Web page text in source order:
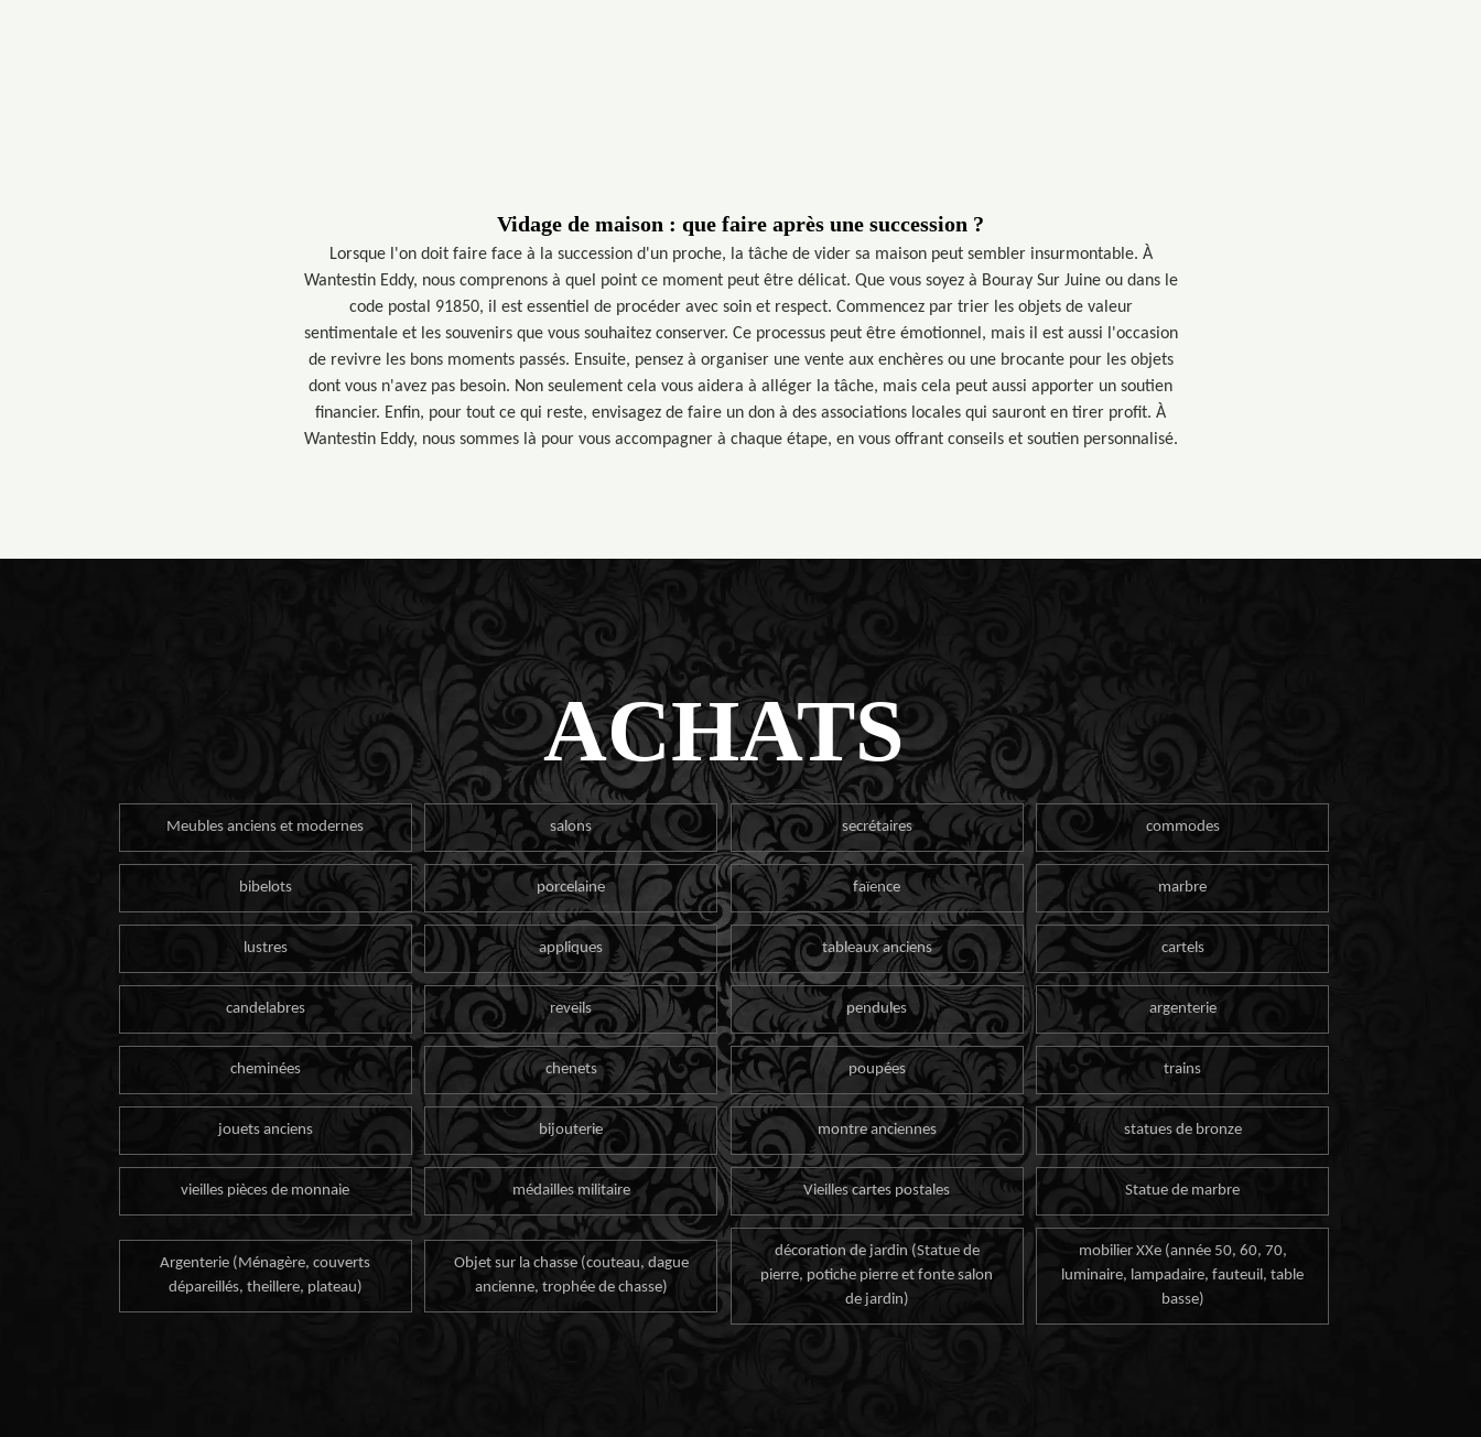
Vidage de maison : que faire après une succession ?
Lorsque l'on doit faire face à la succession d'un proche, la tâche de vider sa maison peut sembler insurmontable. À
Wantestin Eddy, nous comprenons à quel point ce moment peut être délicat. Que vous soyez à Bouray Sur Juine ou dans le
code postal 91850, il est essentiel de procéder avec soin et respect. Commencez par trier les objets de valeur
sentimentale et les souvenirs que vous souhaitez conserver. Ce processus peut être émotionnel, mais il est aussi l'occasion
de revivre les bons moments passés. Ensuite, pensez à organiser une vente aux enchères ou une brocante pour les objets
dont vous n'avez pas besoin. Non seulement cela vous aidera à alléger la tâche, mais cela peut aussi apporter un soutien
financier. Enfin, pour tout ce qui reste, envisagez de faire un don à des associations locales qui sauront en tirer profit. À
Wantestin Eddy, nous sommes là pour vous accompagner à chaque étape, en vous offrant conseils et soutien personnalisé.
ACHATS
Meubles anciens et modernes salons secrétaires commodes
bibelots porcelaine faïence marbre
lustres appliques tableaux anciens cartels
candelabres reveils pendules argenterie
cheminées chenets poupées trains
jouets anciens bijouterie montre anciennes statues de bronze
vieilles pièces de monnaie médailles militaire Vieilles cartes postales Statue de marbre
Argenterie (Ménagère, couverts
dépareillés, theillere, plateau)
Objet sur la chasse (couteau, dague
ancienne, trophée de chasse)
décoration de jardin (Statue de
pierre, potiche pierre et fonte salon
de jardin)
mobilier XXe (année 50, 60, 70,
luminaire, lampadaire, fauteuil, table
basse)